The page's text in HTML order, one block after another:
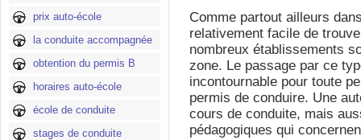
prix auto-école
la conduite accompagnée
obtention du permis B
horaires auto-école
école de conduite
stages de conduite
Comme partout ailleurs
relativement facile de
nombreux établissements
zone. Le passage par ce
incontournable pour toute
permis de conduire. Une
cours de conduite, mais
pédagogiques qui